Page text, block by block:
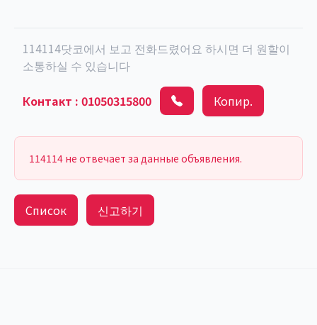
114114닷코에서 보고 전화드렸어요 하시면 더 원할이
소통하실 수 있습니다
Контакт : 01050315800 Копир.
114114 не отвечает за данные объявления.
Список 신고하기